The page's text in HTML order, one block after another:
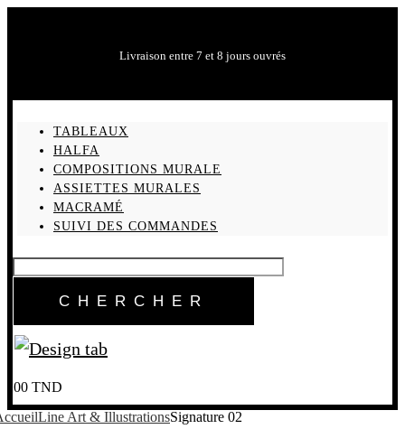
Livraison entre 7 et 8 jours ouvrés
TABLEAUX
HALFA
COMPOSITIONS MURALE
ASSIETTES MURALES
MACRAMÉ
SUIVI DES COMMANDES
00 TND
Line Art & IllustrationsSignature 02